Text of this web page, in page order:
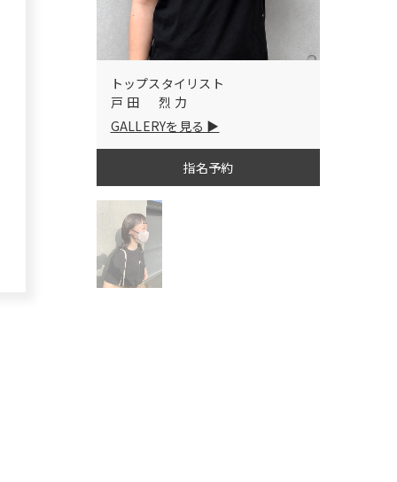
トップスタイリスト
戸田 烈力
GALLERYを見る
指名予約